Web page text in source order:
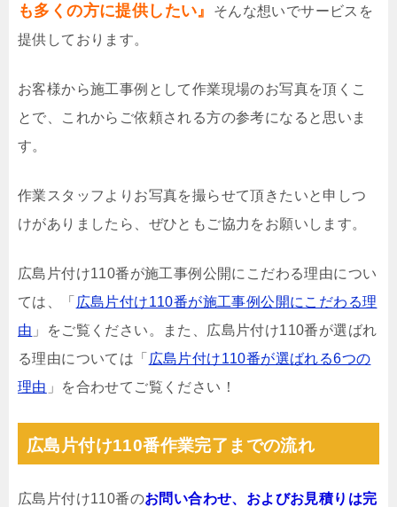
も多くの方に提供したい』
そんな想いでサービスを
提供しております。
お客様から施工事例として作業現場のお写真を頂くこ
とで、これからご依頼される方の参考になると思いま
す。
作業スタッフよりお写真を撮らせて頂きたいと申しつ
けがありましたら、ぜひともご協力をお願いします。
広島片付け110番が施工事例公開にこだわる理由につい
ては、「 広島片付け110番が施工事例公開にこだわる理
由 」をご覧ください。また、広島片付け110番が選ばれ
る理由については「 広島片付け110番が選ばれる6つの
理由 」を合わせてご覧ください！
広島片付け110番作業完了までの流れ
広島片付け110番のお問い合わせ、およびお見積りは完